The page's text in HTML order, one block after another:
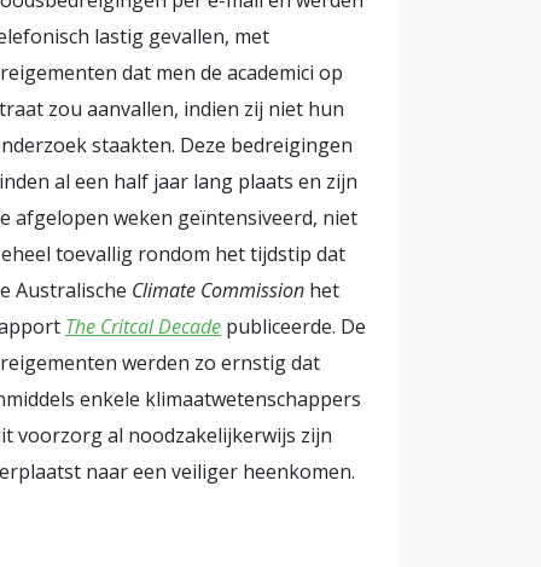
van
olie en
In juli
voordeel
zich over
hij. De
lastig gevallen, met
dat men de academici op
zou aanvallen, indien zij niet hun
staakten. Deze bedreigingen
al een half jaar lang plaats en zijn
afgelopen weken geïntensiveerd, niet
toevallig rondom het tijdstip dat
Australische Climate Commission het
The Critcal Decade publiceerde. De
werden zo ernstig dat
enkele klimaatwetenschappers
voorzorg al noodzakelijkerwijs zijn
naar een veiliger heenkomen.